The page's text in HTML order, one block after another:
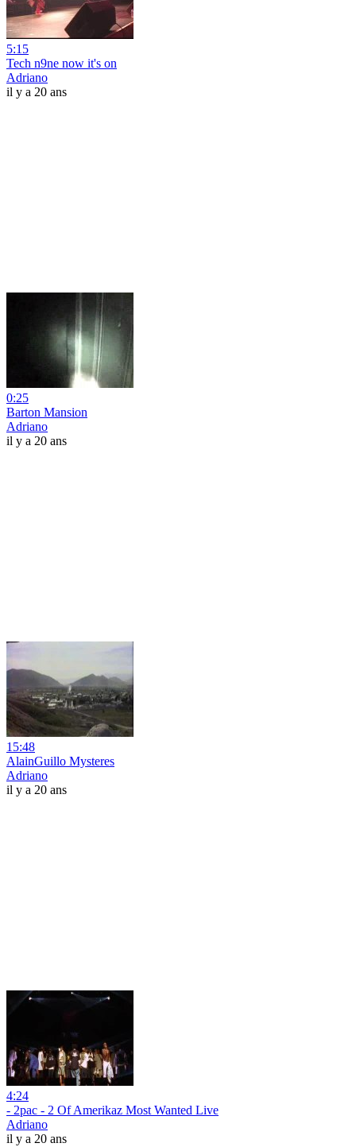
5:15
Tech n9ne now it's on
Adriano
il y a 20 ans
0:25
Barton Mansion
Adriano
il y a 20 ans
15:48
AlainGuillo Mysteres
Adriano
il y a 20 ans
4:24
- 2pac - 2 Of Amerikaz Most Wanted Live
Adriano
il y a 20 ans